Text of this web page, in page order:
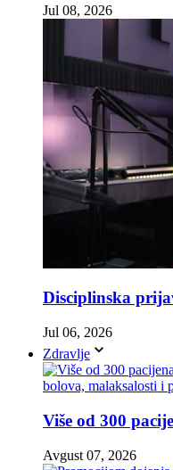
Jul 08, 2026
Disciplinska
Jul 06, 2026
Zdravlje
Više od 300
Avgust 07, 2026